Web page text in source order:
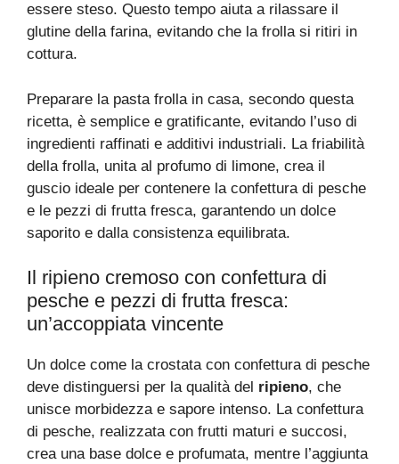
essere steso. Questo tempo aiuta a rilassare il
glutine della farina, evitando che la frolla si ritiri in
cottura.
Preparare la pasta frolla in casa, secondo questa
ricetta, è semplice e gratificante, evitando l’uso di
ingredienti raffinati e additivi industriali. La friabilità
della frolla, unita al profumo di limone, crea il
guscio ideale per contenere la confettura di pesche
e le pezzi di frutta fresca, garantendo un dolce
saporito e dalla consistenza equilibrata.
Il ripieno cremoso con confettura di
pesche e pezzi di frutta fresca:
un’accoppiata vincente
Un dolce come la crostata con confettura di pesche
deve distinguersi per la qualità del ripieno, che
unisce morbidezza e sapore intenso. La confettura
di pesche, realizzata con frutti maturi e succosi,
crea una base dolce e profumata, mentre l’aggiunta